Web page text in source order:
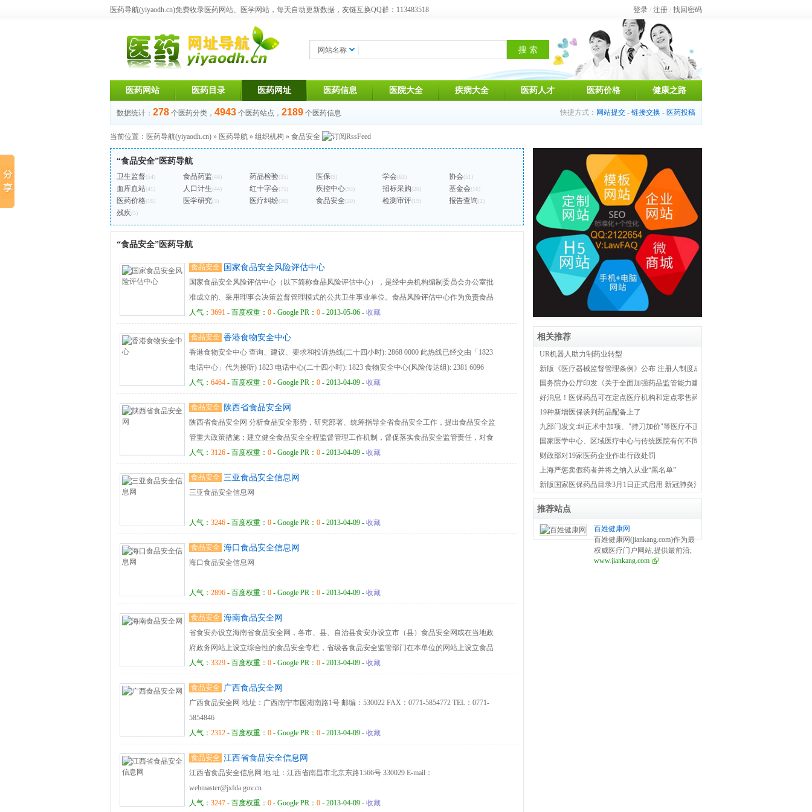
医药导航(yiyaodh.cn)免费收录医药网站、医学网站，每天自动更新数据，友链互换QQ群：113483518 登录 / 注册 / 找回密码
网站名称
医药网站 医药目录 医药网址 医药信息 医院大全 疾病大全 医药人才 医药价格 健康之路
数据统计： 278 个医药分类， 4943 个医药站点， 2189 个医药信息 快捷方式： 网站提交 - 链接交换 - 医药投稿
当前位置： 医药导航(yiyaodh.cn) » 医药导航 » 组织机构 » 食品安全
“食品安全”医药导航
卫生监督(54) 食品药监(48) 药品检验(35) 医保(9) 学会(63) 协会(51)
血库血站(41) 人口计生(44) 红十字会(75) 疾控中心(93) 招标采购(20) 基金会(16)
医药价格(16) 医学研究(3) 医疗纠纷(26) 食品安全(20) 检测审评(19) 报告查询(2)
残疾(5)
“食品安全”医药导航
食品安全 国家食品安全风险评估中心
国家食品安全风险评估中心（以下简称食品风险评估中心），是经中央机构编制委员会办公室批
准成立的、采用理事会决策监督管理模式的公共卫生事业单位。食品风险评估中心作为负责食品
安全风险评估的国家级技术机构，承担国家食品安全风险评估、监测、预警、交流和食品安全标
52165519
人气： 3691 - 百度权重： 0 - Google PR： 0 - 2013-05-06 - 收藏
食品安全 香港食物安全中心
香港食物安全中心 查询、建议、要求和投诉热线(二十四小时): 2868 0000 此热线已经交由「1823
电话中心」代为接听) 1823 电话中心(二十四小时): 1823 食物安全中心(风险传达组): 2381 6096
人气： 6464 - 百度权重： 0 - Google PR： 0 - 2013-04-09 - 收藏
食品安全 陕西省食品安全网
陕西省食品安全网 分析食品安全形势，研究部署、统筹指导全省食品安全工作，提出食品安全监
管重大政策措施；建立健全食品安全全程监督管理工作机制，督促落实食品安全监管责任，对食
品安全监督管理工作进行评估、考核；统筹组织食品安全预算和监督检测计划；协调跨省（区、
息。
人气： 3126 - 百度权重： 0 - Google PR： 0 - 2013-04-09 - 收藏
食品安全 三亚食品安全信息网
三亚食品安全信息网
人气： 3246 - 百度权重： 0 - Google PR： 0 - 2013-04-09 - 收藏
食品安全 海口食品安全信息网
海口食品安全信息网
人气： 2896 - 百度权重： 0 - Google PR： 0 - 2013-04-09 - 收藏
食品安全 海南食品安全网
省食安办设立海南省食品安全网，各市、县、自治县食安办设立市（县）食品安全网或在当地政
府政务网站上设立综合性的食品安全专栏，省级各食品安全监管部门在本单位的网站上设立食品
安全专栏。省食品安全网与各地和各省级监管部门的食品安全网或专栏链接;各地食安办的食品安
应包括本系统的公开信息。海口市四个区食安办参照市、县、自治县食安办的要求开展工作。
人气： 3329 - 百度权重： 0 - Google PR： 0 - 2013-04-09 - 收藏
食品安全 广西食品安全网
广西食品安全网 地址：广西南宁市园湖南路1号 邮编：530022 FAX：0771-5854772 TEL：0771-
5854846
人气： 2312 - 百度权重： 0 - Google PR： 0 - 2013-04-09 - 收藏
食品安全 江西省食品安全信息网
江西省食品安全信息网 地 址：江西省南昌市北京东路1566号 330029 E-mail：
webmaster@jxfda.gov.cn
人气： 3247 - 百度权重： 0 - Google PR： 0 - 2013-04-09 - 收藏
相关推荐
UR机器人助力制药业转型
新版《医疗器械监督管理条例》公布 注册人制度成为新监管体系主线
国务院办公厅印发《关于全面加强药品监管能力建设的实施意见》
好消息！医保药品可在定点医疗机构和定点零售药店双通道购买
19种新增医保谈判药品配备上了
九部门发文:纠正术中加项、"持刀加价"等医疗不正之风
国家医学中心、区域医疗中心与传统医院有何不同？国家卫健委权威解答！
财政部对19家医药企业作出行政处罚
上海严惩卖假药者并将之纳入从业“黑名单”
新版国家医保药品目录3月1日正式启用 新冠肺炎治疗药品全部纳入医保
推荐站点
百姓健康网
百姓健康网(jiankang.com)作为最
权威医疗门户网站,提供最前沿,
最完善的医疗资讯,依靠权威医
www.jiankang.com